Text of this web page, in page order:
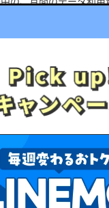
対象申込期間中に、
号で申し込むこと
る月の翌月末までに
付与対象期間終了まで
・ワイモバイル・LINEモバ
外です。
「現在ご利用中の携帯電
場合、特典付与の対象外と
を契約する方＞
たした方が対象となり
中にLINEMOの「
、利用を開始（開通）す
トプランVをご利用中の
に、LINEMOの「
いること
・キャンペーンとの併